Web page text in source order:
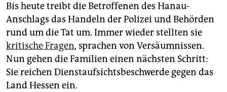
abo
genossenschaft
epaper login
Bis heute treibt die Betroffenen des Hanau-
Anschlags das Handeln der Polizei und Behörden
rund um die Tat um. Immer wieder stellten sie
kritische Fragen, sprachen von Versäumnissen.
Nun gehen die Familien einen nächsten Schritt:
Sie reichen Dienstaufsichtsbeschwerde gegen das
Land Hessen ein.